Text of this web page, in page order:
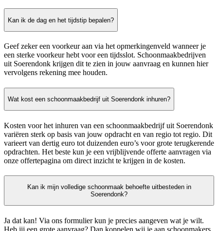
Kan ik de dag en het tijdstip bepalen?
Geef zeker een voorkeur aan via het opmerkingenveld wanneer je
een sterke voorkeur hebt voor een tijdsslot. Schoonmaakbedrijven
uit Soerendonk krijgen dit te zien in jouw aanvraag en kunnen hier
vervolgens rekening mee houden.
Wat kost een schoonmaakbedrijf uit Soerendonk inhuren?
Kosten voor het inhuren van een schoonmaakbedrijf uit Soerendonk
variëren sterk op basis van jouw opdracht en van regio tot regio. Dit
varieert van dertig euro tot duizenden euro’s voor grote terugkerende
opdrachten. Het beste kun je een vrijblijvende offerte aanvragen via
onze offertepagina om direct inzicht te krijgen in de kosten.
Kan ik mijn volledige schoonmaak behoefte uitbesteden in
Soerendonk?
Ja dat kan! Via ons formulier kun je precies aangeven wat je wilt.
Heb jij een grote aanvraag? Dan koppelen wij je aan schoonmakers